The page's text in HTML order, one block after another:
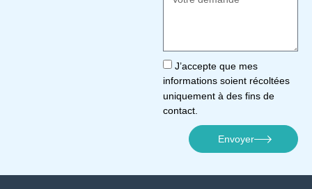
J’accepte que mes
informations soient récoltées
uniquement à des fins de
contact.
Envoyer